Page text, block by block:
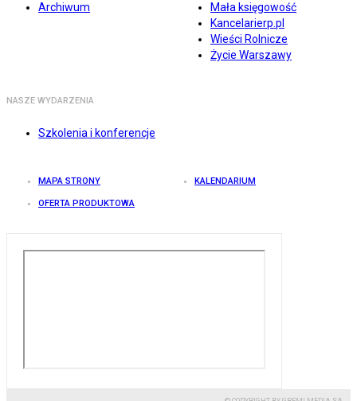
Archiwum
Mała księgowość
Kancelarierp.pl
Wieści Rolnicze
Życie Warszawy
NASZE WYDARZENIA
Szkolenia i konferencje
MAPA STRONY KALENDARIUM
OFERTA PRODUKTOWA